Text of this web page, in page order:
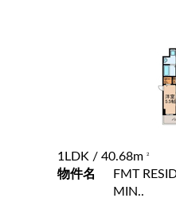
1LDK / 40.68m 2
物件名
FMT
MIN..